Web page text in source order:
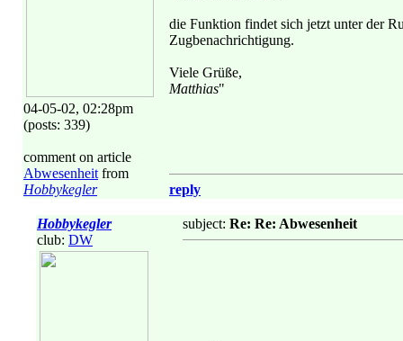
04-05-02, 02:28pm
(posts: 339)
comment on article
Abwesenheit from
Hobbykegler
die Funktion findet sich jetzt unter der
Zugbenachrichtigung.
Viele Grüße,
Matthias"
reply
Hobbykegler
club: DW
subject: Re: Re: Abwesenheit